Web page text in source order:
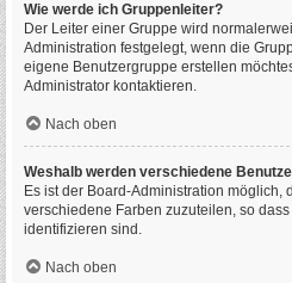
Wie werde ich Gruppenleiter?
Der Leiter einer Gruppe wird
Administration festgelegt, wenn die
eigene Benutzergruppe erstellen
Administrator kontaktieren.
Nach oben
Weshalb werden verschiedene
Es ist der Board-Administration möglich,
verschiedene Farben zuzuteilen, so
identifizieren sind.
Nach oben